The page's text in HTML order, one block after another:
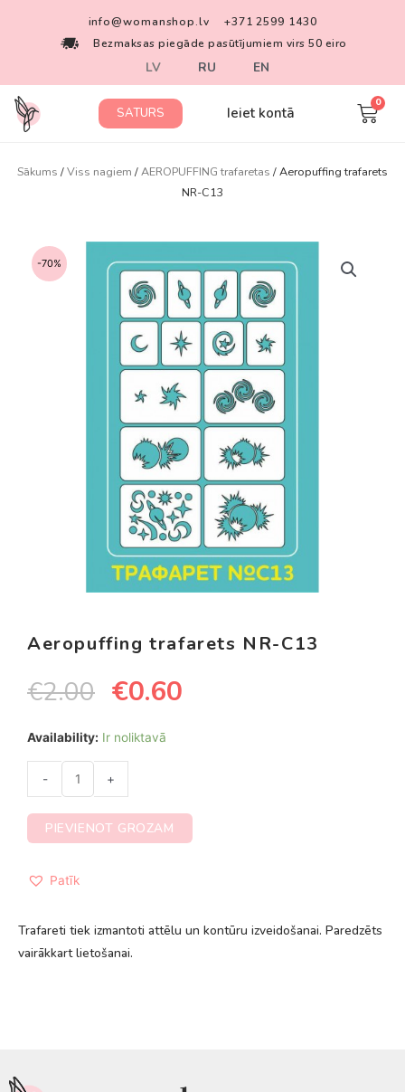
info@womanshop.lv
+371 2599 1430
Bezmaksas piegāde pasūtījumiem virs 50 eiro
LV RU EN
SATURS Ieiet kontā
Sākums /Viss nagiem /AEROPUFFING trafaretas / Aeropuffing trafarets
NR-C13
-70%
Aeropuffing trafarets NR-C13
€2.00 €0.60
Availability: Ir noliktavā
- +
PIEVIENOT GROZAM
Patīk
Trafareti tiek izmantoti attēlu un kontūru izveidošanai. Paredzēts
vairākkart lietošanai.